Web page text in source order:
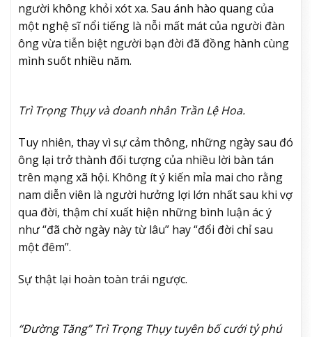
người không khỏi xót xa. Sau ánh hào quang của
một nghệ sĩ nổi tiếng là nỗi mất mát của người đàn
ông vừa tiễn biệt người bạn đời đã đồng hành cùng
mình suốt nhiều năm.
Trì Trọng Thụy và doanh nhân Trần Lệ Hoa.
Tuy nhiên, thay vì sự cảm thông, những ngày sau đó
ông lại trở thành đối tượng của nhiều lời bàn tán
trên mạng xã hội. Không ít ý kiến mỉa mai cho rằng
nam diễn viên là người hưởng lợi lớn nhất sau khi vợ
qua đời, thậm chí xuất hiện những bình luận ác ý
như “đã chờ ngày này từ lâu” hay “đổi đời chỉ sau
một đêm”.
Sự thật lại hoàn toàn trái ngược.
“Đường Tăng” Trì Trọng Thụy tuyên bố cưới tỷ phú